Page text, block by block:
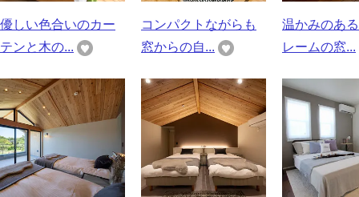
優しい色合いのカー
テンと木の...
コンパクトながらも
窓からの自...
温かみのあ
レームの窓...